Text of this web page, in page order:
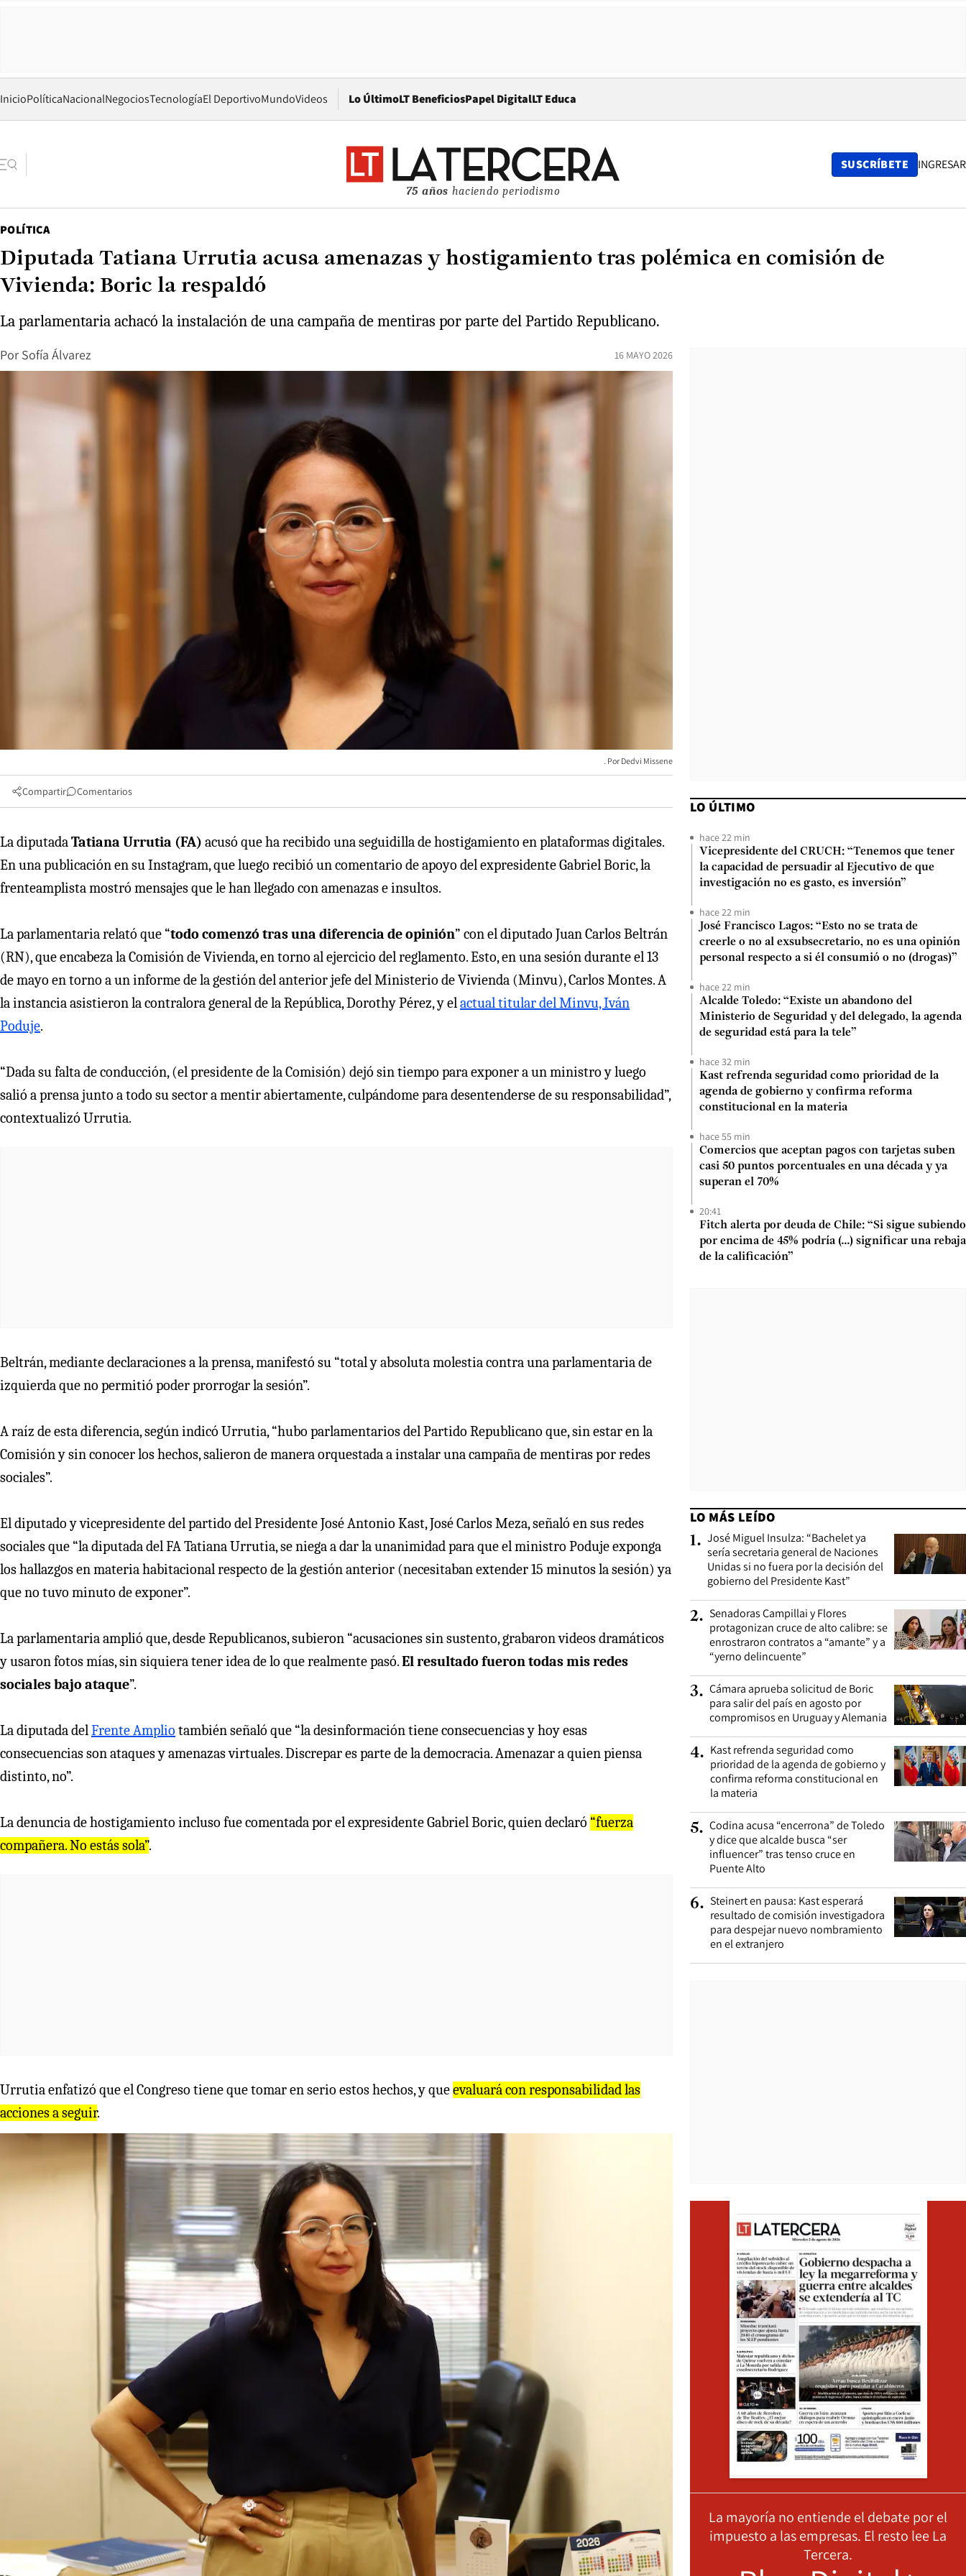
InicioPolíticaNacionalNegociosTecnologíaEl DeportivoMundoVideos Lo ÚltimoLT BeneficiosPapel DigitalOpens in new window
LT Educa
75 años haciendo periodismo
SUSCRÍBETE INGRESAR
POLÍTICA
Diputada Tatiana Urrutia acusa amenazas y hostigamiento tras polémica en comisión de
Vivienda: Boric la respaldó
La parlamentaria achacó la instalación de una campaña de mentiras por parte del Partido Republicano.
Por Sofía Álvarez 16 MAYO 2026
Dedvi Missene
Compartir Comentarios
La diputadaTatiana Urrutia (FA) acusó que ha recibido una seguidilla de hostigamiento en plataformas digitales.
En una publicación en su Instagram, que luego recibió un comentario de apoyo del expresidente Gabriel Boric, la
frenteamplista mostró mensajes que le han llegado con amenazas e insultos.
La parlamentaria relató que “todo comenzó tras una diferencia de opinión” con el diputado Juan Carlos Beltrán
(RN), que encabeza la Comisión de Vivienda, en torno al ejercicio del reglamento. Esto, en una sesión durante el 13
de mayo en torno a un informe de la gestión del anterior jefe del Ministerio de Vivienda (Minvu), Carlos Montes. A
la instancia asistieron la contralora general de la República, Dorothy Pérez, y elactual titular del Minvu, Iván
Poduje.
“Dada su falta de conducción, (el presidente de la Comisión) dejó sin tiempo para exponer a un ministro y luego
salió a prensa junto a todo su sector a mentir abiertamente, culpándome para desentenderse de su responsabilidad”,
contextualizó Urrutia.
Beltrán, mediante declaraciones a la prensa, manifestó su “total y absoluta molestia contra una parlamentaria de
izquierda que no permitió poder prorrogar la sesión”.
A raíz de esta diferencia, según indicó Urrutia, “hubo parlamentarios del Partido Republicano que, sin estar en la
Comisión y sin conocer los hechos, salieron de manera orquestada a instalar una campaña de mentiras por redes
sociales”.
El diputado y vicepresidente del partido del Presidente José Antonio Kast, José Carlos Meza, señaló en sus redes
sociales que “la diputada del FA Tatiana Urrutia, se niega a dar la unanimidad para que el ministro Poduje exponga
los hallazgos en materia habitacional respecto de la gestión anterior (necesitaban extender 15 minutos la sesión) ya
que no tuvo minuto de exponer”.
La parlamentaria amplió que, desde Republicanos, subieron “acusaciones sin sustento, grabaron videos dramáticos
y usaron fotos mías, sin siquiera tener idea de lo que realmente pasó.El resultado fueron todas mis redes
sociales bajo ataque”.
La diputada delFrente Amplio también señaló que “la desinformación tiene consecuencias y hoy esas
consecuencias son ataques y amenazas virtuales. Discrepar es parte de la democracia. Amenazar a quien piensa
distinto, no”.
La denuncia de hostigamiento incluso fue comentada por el expresidente Gabriel Boric, quien declaró “fuerza
compañera. No estás sola”.
Urrutia enfatizó que el Congreso tiene que tomar en serio estos hechos, y queevaluará con responsabilidad las
acciones a seguir.
LO ÚLTIMO
hace 22 min
Vicepresidente del CRUCH: “Tenemos que tener
la capacidad de persuadir al Ejecutivo de que
investigación no es gasto, es inversión”
hace 22 min
José Francisco Lagos: “Esto no se trata de
creerle o no al exsubsecretario, no es una opinión
personal respecto a si él consumió o no (drogas)”
hace 22 min
Alcalde Toledo: “Existe un abandono del
Ministerio de Seguridad y del delegado, la agenda
de seguridad está para la tele”
hace 32 min
Kast refrenda seguridad como prioridad de la
agenda de gobierno y confirma reforma
constitucional en la materia
hace 55 min
Comercios que aceptan pagos con tarjetas suben
casi 50 puntos porcentuales en una década y ya
superan el 70%
20:41
Fitch alerta por deuda de Chile: “Si sigue subiendo
por encima de 45% podría (...) significar una rebaja
de la calificación”
LO MÁS LEÍDO
1. José Miguel Insulza: “Bachelet ya
sería secretaria general de Naciones
Unidas si no fuera por la decisión del
gobierno del Presidente Kast”
2. Senadoras Campillai y Flores
protagonizan cruce de alto calibre: se
enrostraron contratos a “amante” y a
“yerno delincuente”
3. Cámara aprueba solicitud de Boric
para salir del país en agosto por
compromisos en Uruguay y Alemania
4. Kast refrenda seguridad como
prioridad de la agenda de gobierno y
confirma reforma constitucional en
la materia
5. Codina acusa “encerrona” de Toledo
y dice que alcalde busca “ser
influencer” tras tenso cruce en
Puente Alto
6. Steinert en pausa: Kast esperará
resultado de comisión investigadora
para despejar nuevo nombramiento
en el extranjero
La mayoría no entiende el debate por el
impuesto a las empresas. El resto lee La
Tercera.